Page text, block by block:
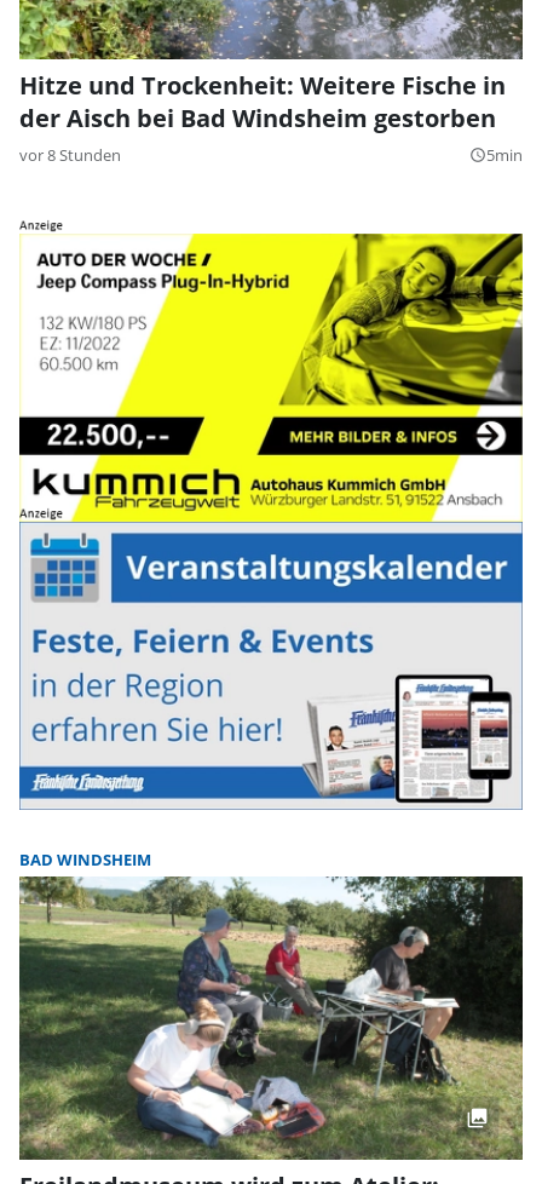
Hitze und Trockenheit: Weitere Fische in
der Aisch bei Bad Windsheim gestorben
vor 8 Stunden query_builder5min
BAD WINDSHEIM